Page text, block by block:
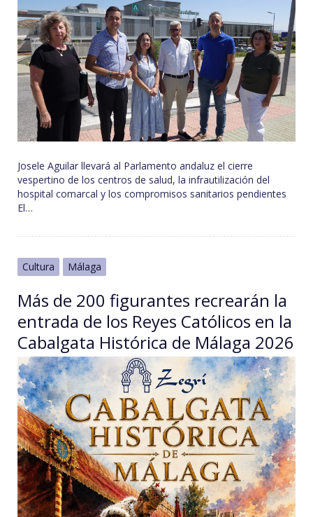
Josele Aguilar llevará al Parlamento andaluz el cierre
vespertino de los centros de salud, la infrautilización del
hospital comarcal y los compromisos sanitarios pendientes
El…
Cultura Málaga
Más de 200 figurantes recrearán la
entrada de los Reyes Católicos en la
Cabalgata Histórica de Málaga 2026